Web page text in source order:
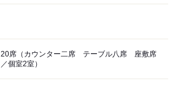
20席（カウンター二席 テーブル八席 座敷席
／個室2室）